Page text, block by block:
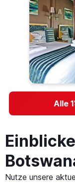
Alle
Nutze unsere